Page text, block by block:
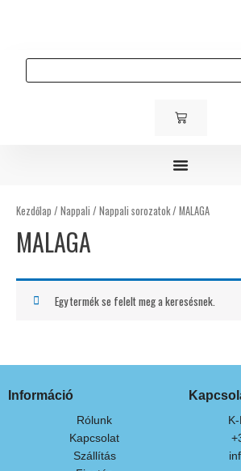
KOSÁR
Kezdőlap / Nappali / Nappali sorozatok/ MALAGA
MALAGA
Egy termék se felelt meg a keresésnek.
Információ
Rólunk
Kapcsolat
Szállítás